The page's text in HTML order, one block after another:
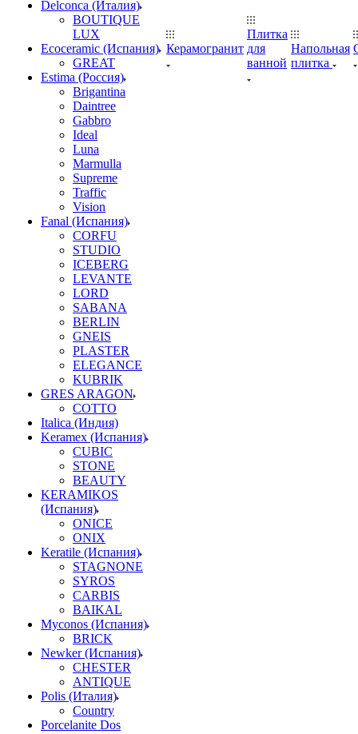
Delconca (Италия)
BOUTIQUE
LUX
Ecoceramic (Испания)
GREAT
Estima (Россия)
Brigantina
Daintree
Gabbro
Ideal
Luna
Marmulla
Supreme
Traffic
Vision
Fanal (Испания)
CORFU
STUDIO
ICEBERG
LEVANTE
LORD
SABANA
BERLIN
GNEIS
PLASTER
ELEGANCE
KUBRIK
GRES ARAGON
COTTO
Italica (Индия)
Keramex (Испания)
CUBIC
STONE
BEAUTY
KERAMIKOS
(Испания)
ONICE
ONIX
Keratile (Испания)
STAGNONE
SYROS
CARBIS
BAIKAL
Myconos (Испания)
BRICK
Newker (Испания)
CHESTER
ANTIQUE
Polis (Италия)
Country
Porcelanite Dos
Керамогранит
Плитка
для
ванной
Напольная
плитка